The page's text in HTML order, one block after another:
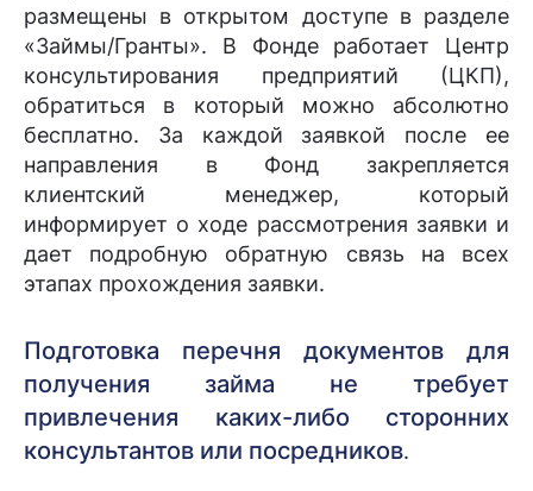
размещены в открытом доступе в разделе
«Займы/Гранты». В Фонде работает Центр
консультирования предприятий (ЦКП),
обратиться в который можно абсолютно
бесплатно. За каждой заявкой после ее
направления в Фонд закрепляется
клиентский менеджер, который
информирует о ходе рассмотрения заявки и
дает подробную обратную связь на всех
этапах прохождения заявки.
Подготовка перечня документов для
получения займа не требует
привлечения каких-либо сторонних
консультантов или посредников.